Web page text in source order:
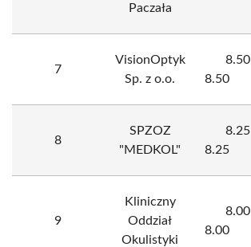
Paczała
7
VisionOptyk
Sp. z o.o.
8.50
8.50
8
SPZOZ
"MEDKOL"
8.25
8.25
9
Kliniczny
Oddział
Okulistyki
8.00
8.00